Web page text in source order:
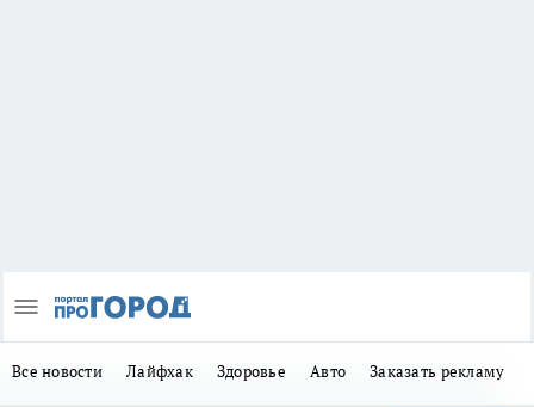
Все новости Лайфхак Здоровье Авто Заказать рекламу